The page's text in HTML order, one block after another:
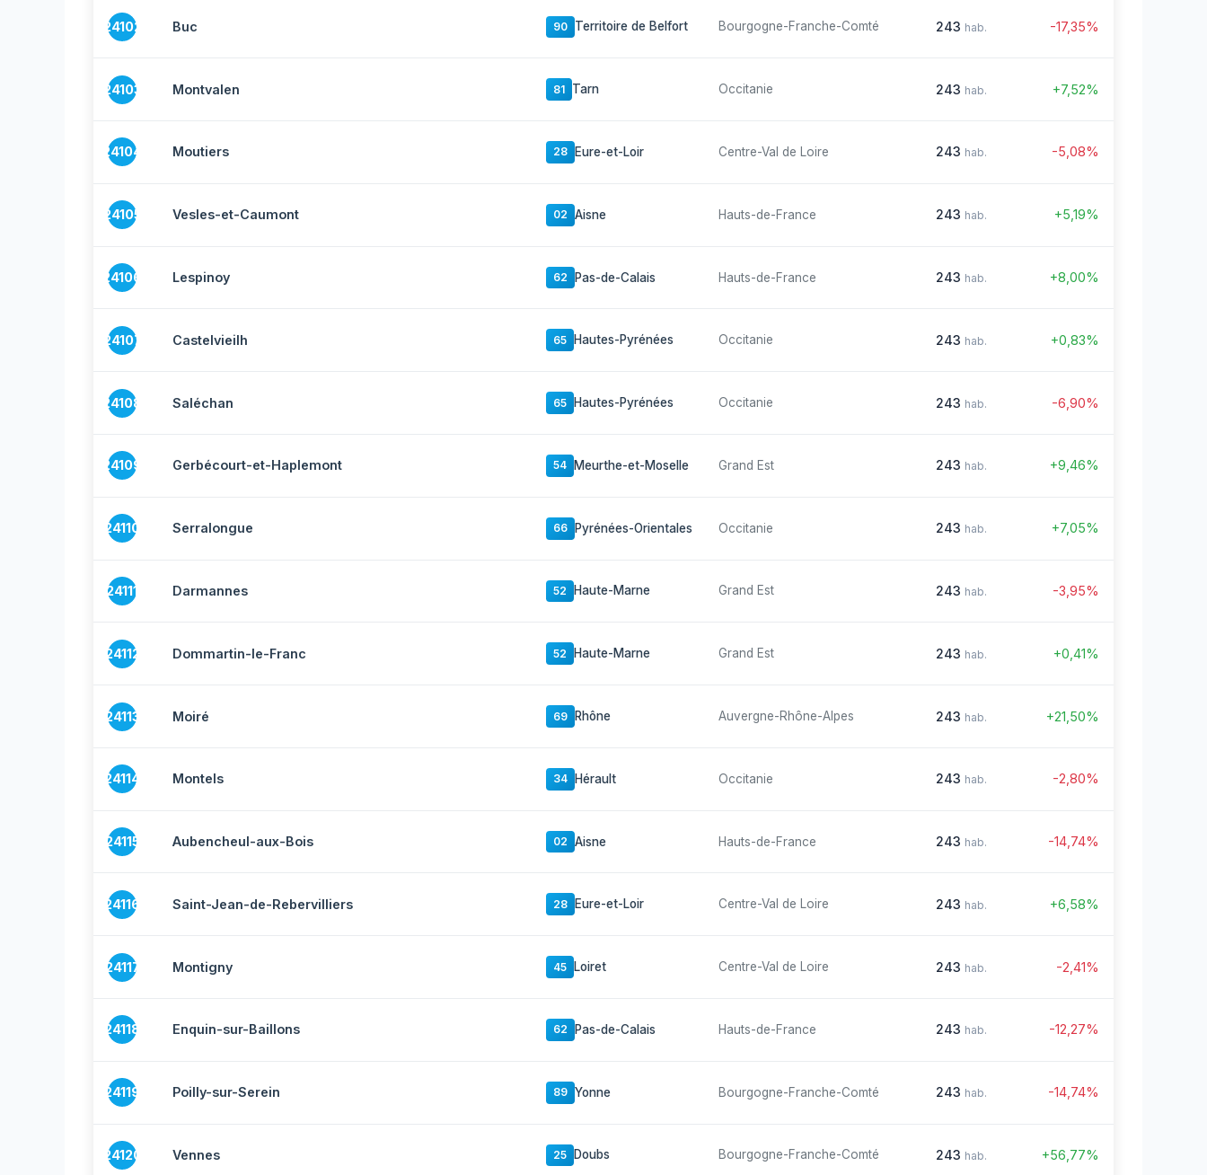
24102 Buc 90 Territoire de Belfort Bourgogne-Franche-Comté 243 hab. -17,35%
24103 Montvalen 81 Tarn Occitanie 243 hab. +7,52%
24104 Moutiers 28 Eure-et-Loir Centre-Val de Loire 243 hab. -5,08%
24105 Vesles-et-Caumont 02 Aisne Hauts-de-France 243 hab. +5,19%
24106 Lespinoy 62 Pas-de-Calais Hauts-de-France 243 hab. +8,00%
24107 Castelvieilh 65 Hautes-Pyrénées Occitanie 243 hab. +0,83%
24108 Saléchan 65 Hautes-Pyrénées Occitanie 243 hab. -6,90%
24109 Gerbécourt-et-Haplemont 54 Meurthe-et-Moselle Grand Est 243 hab. +9,46%
24110 Serralongue 66 Pyrénées-Orientales Occitanie 243 hab. +7,05%
24111 Darmannes 52 Haute-Marne Grand Est 243 hab. -3,95%
24112 Dommartin-le-Franc 52 Haute-Marne Grand Est 243 hab. +0,41%
24113 Moiré 69 Rhône Auvergne-Rhône-Alpes 243 hab. +21,50%
24114 Montels 34 Hérault Occitanie 243 hab. -2,80%
24115 Aubencheul-aux-Bois 02 Aisne Hauts-de-France 243 hab. -14,74%
24116 Saint-Jean-de-Rebervilliers 28 Eure-et-Loir Centre-Val de Loire 243 hab. +6,58%
24117 Montigny 45 Loiret Centre-Val de Loire 243 hab. -2,41%
24118 Enquin-sur-Baillons 62 Pas-de-Calais Hauts-de-France 243 hab. -12,27%
24119 Poilly-sur-Serein 89 Yonne Bourgogne-Franche-Comté 243 hab. -14,74%
24120 Vennes 25 Doubs Bourgogne-Franche-Comté 243 hab. +56,77%